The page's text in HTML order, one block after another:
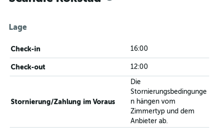
Lage
Check-in 16:00
Check-out 12:00
Stornierung/Zahlung im Voraus
Die
Stornierungsbedingunge
n hängen vom
Zimmertyp und dem
Anbieter ab.